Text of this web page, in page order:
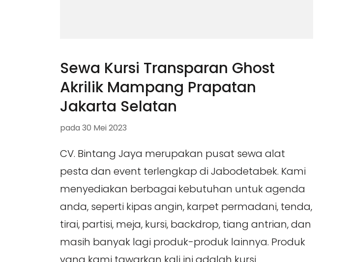
Sewa Kursi Transparan Ghost
Akrilik Mampang Prapatan
Jakarta Selatan
pada 30 Mei 2023
CV. Bintang Jaya merupakan pusat sewa alat
pesta dan event terlengkap di Jabodetabek. Kami
menyediakan berbagai kebutuhan untuk agenda
anda, seperti kipas angin, karpet permadani, tenda,
tirai, partisi, meja, kursi, backdrop, tiang antrian, dan
masih banyak lagi produk-produk lainnya. Produk